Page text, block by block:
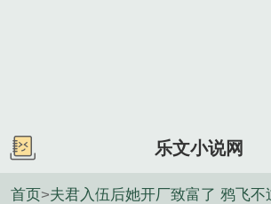
乐文小说网
首页>夫君入伍后她开厂致富了 鸦飞不